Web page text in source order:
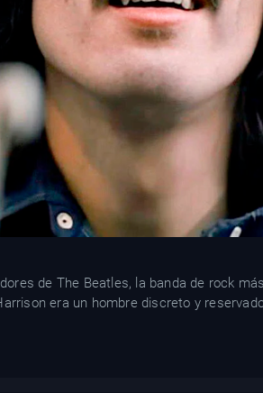
de The Beatles, la banda de rock
era un hombre discreto y